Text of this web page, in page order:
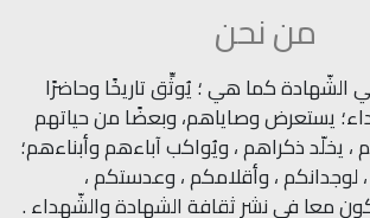
من نحن
كما هي ؛ يُوثِّق تاريخًا وحاضرًا
يستعرض وصاياهم، وبعضًا من حياتهم
، يخلّد ذكراهم ، ويُواكب آباءهم وأبناءهم؛
لوجدانكم ، وأقلامكم ، وعدستكم ،
معا في نشر ثقافة الشهادة والشّهداء .